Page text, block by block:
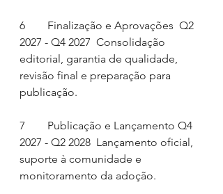
6        Finalização e Aprovações  Q2
2027 - Q4 2027  Consolidação
editorial, garantia de qualidade,
revisão final e preparação para
publicação.
7        Publicação e Lançamento Q4
2027 - Q2 2028  Lançamento oficial,
suporte à comunidade e
monitoramento da adoção.